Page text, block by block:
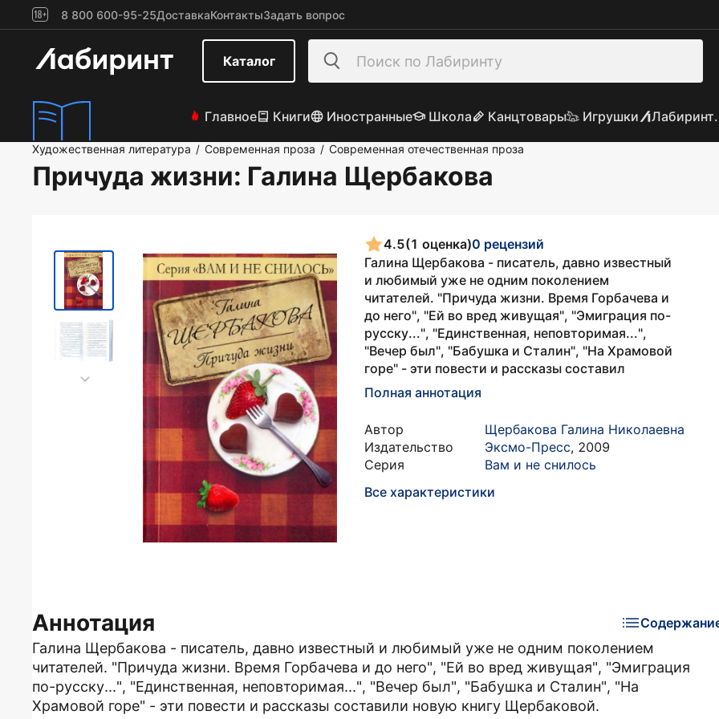
8 800 600-95-25ДоставкаКонтактыЗадать вопрос
Каталог
Главное Книги Иностранные Школа Канцтовары Игрушки
Художественная литература / Современная проза / Современная отечественная проза
Причуда жизни: Галина Щербакова
4.5(1 оценка)0 рецензий
Галина Щербакова - писатель, давно известный
и любимый уже не одним поколением
читателей. "Причуда жизни. Время Горбачева и
до него", "Ей во вред живущая", "Эмиграция по-
русску...", "Единственная, неповторимая...",
"Вечер был", "Бабушка и Сталин", "На Храмовой
горе" - эти повести и рассказы составил
Полная аннотация
Автор
Щербакова Галина Николаевна
Издательство
Эксмо-Пресс, 2009
Серия
Вам и не снилось
Все характеристики
Аннотация
Галина Щербакова - писатель, давно известный и любимый уже не одним поколением
читателей. "Причуда жизни. Время Горбачева и до него", "Ей во вред живущая", "Эмиграция
по-русску...", "Единственная, неповторимая...", "Вечер был", "Бабушка и Сталин", "На
Храмовой горе" - эти повести и рассказы составили новую книгу Щербаковой.